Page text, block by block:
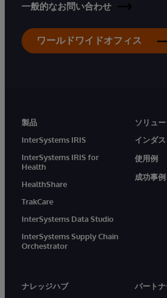
一般的なお問い合わせ
ワールドワイドオフィス
製品
InterSystems IRIS
InterSystems IRIS for
Health
HealthShare
TrakCare
InterSystems Data Studio
InterSystems Supply Chain
Orchestrator
ソリュ
インダ
使用例
成功事例
ナレッジハブ
パート